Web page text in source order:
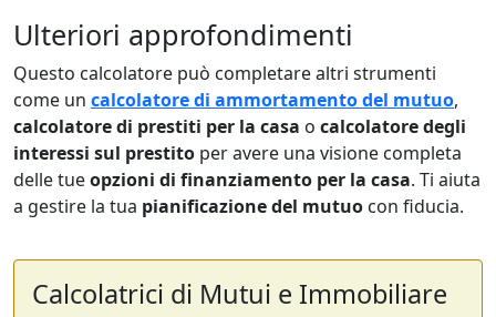
Ulteriori approfondimenti
Questo calcolatore può completare altri strumenti
come un calcolatore di ammortamento del mutuo,
calcolatore di prestiti per la casa o calcolatore degli
interessi sul prestito per avere una visione completa
delle tueopzioni di finanziamento per la casa. Ti aiuta
a gestire la tua pianificazione del mutuo con fiducia.
Calcolatrici di Mutui e Immobiliare